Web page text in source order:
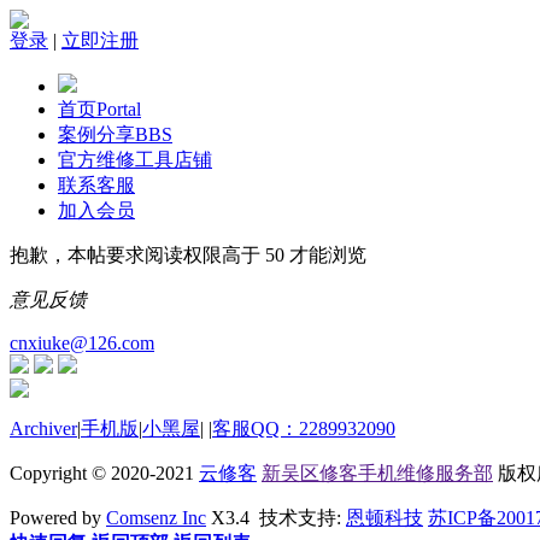
登录 | 立即注册
首页Portal
案例分享BBS
官方维修工具店铺
联系客服
加入会员
抱歉，本帖要求阅读权限高于 50 才能浏览
意见反馈
cnxiuke@126.com
Archiver|手机版|小黑屋| |客服QQ：2289932090
Copyright © 2020-2021 云修客 新吴区修客手机维修服务部 版权
Powered by Comsenz Inc X3.4 技术支持: 恩顿科技 苏ICP备